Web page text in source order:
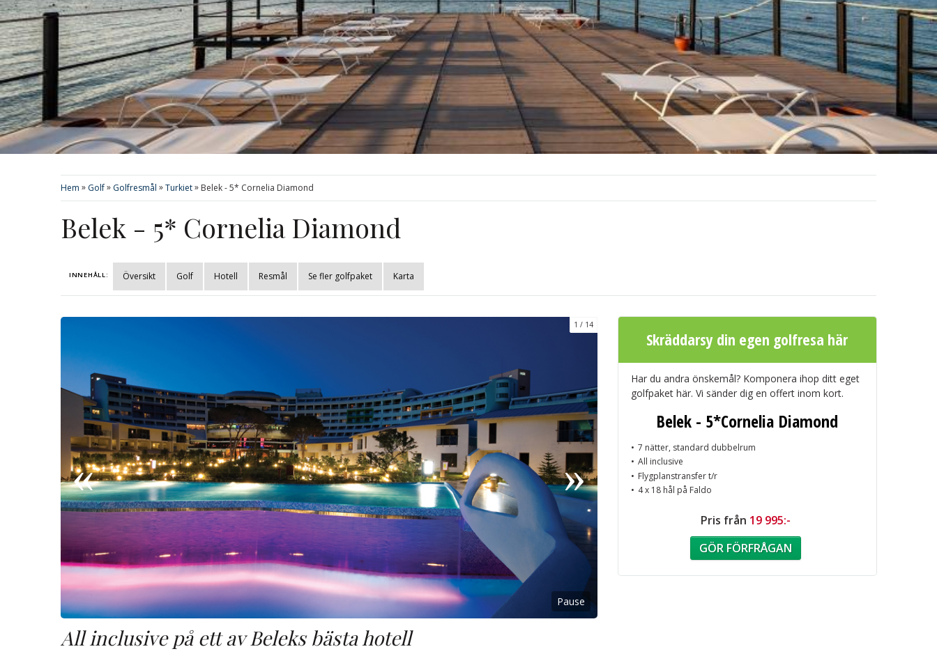
Hem » Golf» Golfresmål »Turkiet» Belek - 5* Cornelia Diamond
Belek - 5* Cornelia Diamond
INNEHÅLL: Översikt Golf Hotell Resmål Se fler golfpaket Karta
1 14
Pause
All inclusive på ett av Beleks bästa hotell
Skräddarsy din egen golfresa här
Har du andra önskemål? Komponera ihop ditt eget
golfpaket här. Vi sänder dig en offert inom kort.
Belek - 5*Cornelia Diamond
7 nätter, standard dubbelrum
All inclusive
Flygplanstransfer t/r
4 x 18 hål på Faldo
Pris från 19 995:-
GÖR FÖRFRÅGAN